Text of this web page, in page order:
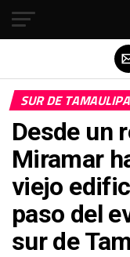
SUR DE
Desde un
Miramar
viejo
paso del
sur de